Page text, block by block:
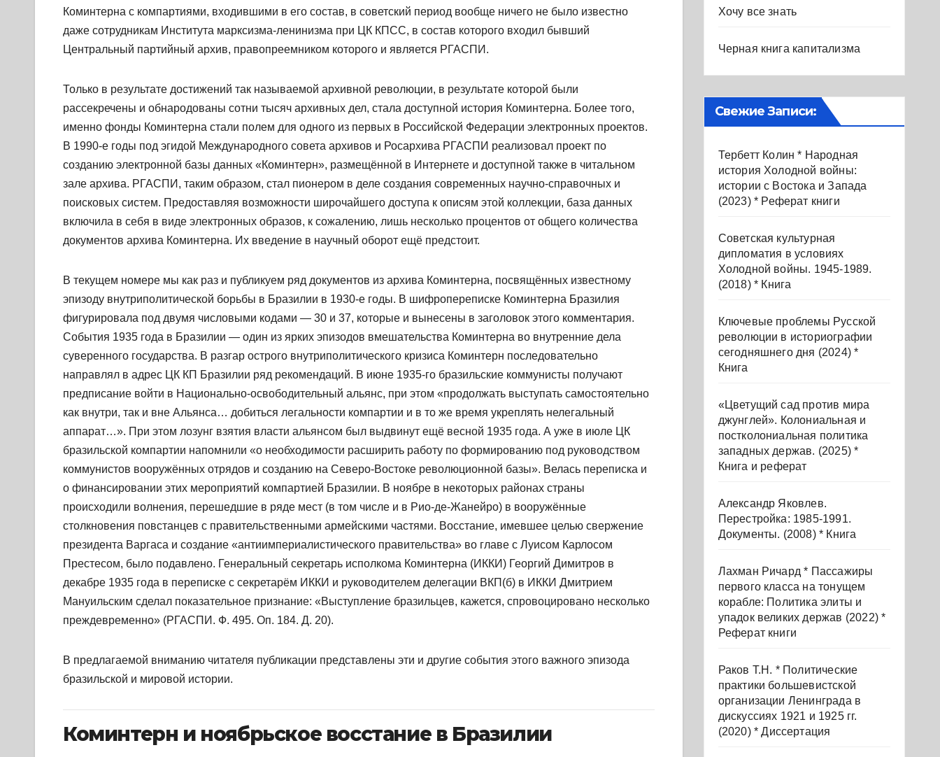
Коминтерна с компартиями, входившими в его состав, в советский период вообще ничего не было известно
даже сотрудникам Института марксизма-ленинизма при ЦК КПСС, в состав которого входил бывший
Центральный партийный архив, правопреемником которого и является РГАСПИ.
Только в результате достижений так называемой архивной революции, в результате которой были
рассекречены и обнародованы сотни тысяч архивных дел, стала доступной история Коминтерна. Более того,
именно фонды Коминтерна стали полем для одного из первых в Российской Федерации электронных проектов.
В 1990-е годы под эгидой Международного совета архивов и Росархива РГАСПИ реализовал проект по
созданию электронной базы данных «Коминтерн», размещённой в Интернете и доступной также в читальном
зале архива. РГАСПИ, таким образом, стал пионером в деле создания современных научно-справочных и
поисковых систем. Предоставляя возможности широчайшего доступа к описям этой коллекции, база данных
включила в себя в виде электронных образов, к сожалению, лишь несколько процентов от общего количества
документов архива Коминтерна. Их введение в научный оборот ещё предстоит.
В текущем номере мы как раз и публикуем ряд документов из архива Коминтерна, посвящённых известному
эпизоду внутриполитической борьбы в Бразилии в 1930-е годы. В шифропереписке Коминтерна Бразилия
фигурировала под двумя числовыми кодами — 30 и 37, которые и вынесены в заголовок этого комментария.
События 1935 года в Бразилии — один из ярких эпизодов вмешательства Коминтерна во внутренние дела
суверенного государства. В разгар острого внутриполитического кризиса Коминтерн последовательно
направлял в адрес ЦК КП Бразилии ряд рекомендаций. В июне 1935-го бразильские коммунисты получают
предписание войти в Национально-освободительный альянс, при этом «продолжать выступать самостоятельно
как внутри, так и вне Альянса… добиться легальности компартии и в то же время укреплять нелегальный
аппарат…». При этом лозунг взятия власти альянсом был выдвинут ещё весной 1935 года. А уже в июле ЦК
бразильской компартии напомнили «о необходимости расширить работу по формированию под руководством
коммунистов вооружённых отрядов и созданию на Северо-Востоке революционной базы». Велась переписка и
о финансировании этих мероприятий компартией Бразилии. В ноябре в некоторых районах страны
происходили волнения, перешедшие в ряде мест (в том числе и в Рио-де-Жанейро) в вооружённые
столкновения повстанцев с правительственными армейскими частями. Восстание, имевшее целью свержение
президента Варгаса и создание «антиимпериалистического правительства» во главе с Луисом Карлосом
Престесом, было подавлено. Генеральный секретарь исполкома Коминтерна (ИККИ) Георгий Димитров в
декабре 1935 года в переписке с секретарём ИККИ и руководителем делегации ВКП(б) в ИККИ Дмитрием
Мануильским сделал показательное признание: «Выступление бразильцев, кажется, спровоцировано несколько
преждевременно» (РГАСПИ. Ф. 495. Оп. 184. Д. 20).
В предлагаемой вниманию читателя публикации представлены эти и другие события этого важного эпизода
бразильской и мировой истории.
Коминтерн и ноябрьское восстание в Бразилии
Хочу все знать
Черная книга капитализма
Свежие Записи:
Тербетт Колин * Народная
история Холодной войны:
истории с Востока и Запада
(2023) * Реферат книги
Советская культурная
дипломатия в условиях
Холодной войны. 1945-1989.
(2018) * Книга
Ключевые проблемы Русской
революции в историографии
сегодняшнего дня (2024) *
Книга
«Цветущий сад против мира
джунглей». Колониальная и
постколониальная политика
западных держав. (2025) *
Книга и реферат
Александр Яковлев.
Перестройка: 1985-1991.
Документы. (2008) * Книга
Лахман Ричард * Пассажиры
первого класса на тонущем
корабле: Политика элиты и
упадок великих держав (2022) *
Реферат книги
Раков Т.Н. * Политические
практики большевистской
организации Ленинграда в
дискуссиях 1921 и 1925 гг.
(2020) * Диссертация